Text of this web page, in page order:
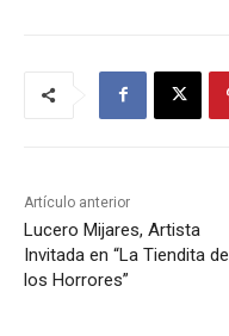
Artículo anterior
Lucero Mijares, Artista
Invitada en “La Tiendita de
los Horrores”